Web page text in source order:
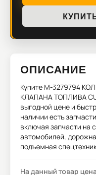
ОПИСАНИЕ
Купите M-3279794
КЛАПАНА ТОПЛИВА
выгодной цене и
наличии есть
включая запчасти на
автомобилей,
подъемная
На данный товар